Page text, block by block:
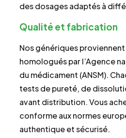
des dosages adaptés à
Qualité et fabrication
Nos génériques
homologués par l’Agence
du médicament (ANSM).
tests de pureté, de
avant distribution. Vous
conforme aux normes
authentique et sécurisé.